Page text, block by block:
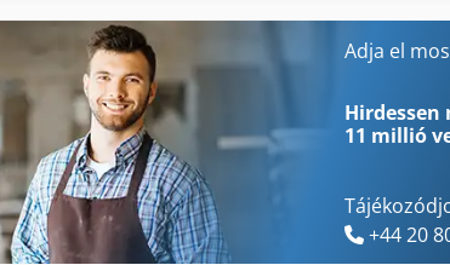
Kotz Und Soehne
Késélező Gép
Multi-Függvény
Adja el
Hirdessen
11 millió
+44 20